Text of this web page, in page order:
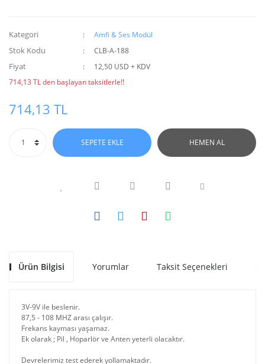
Kategori Amfi & Ses Modül
Stok Kodu CLB-A-188
Fiyat
12,50 USD + KDV
714,13 TL den başlayan taksitlerle!!
714,13 TL
SEPETE EKLE HEMEN AL
Ürün Bilgisi Yorumlar Taksit Seçenekleri
3V-9V ile beslenir.
87,5 - 108 MHZ arası çalışır.
Frekans kayması yaşamaz.
Ek olarak ; Pil , Hoparlör ve Anten yeterli olacaktır.
Devrelerimiz test ederek yollamaktadır.